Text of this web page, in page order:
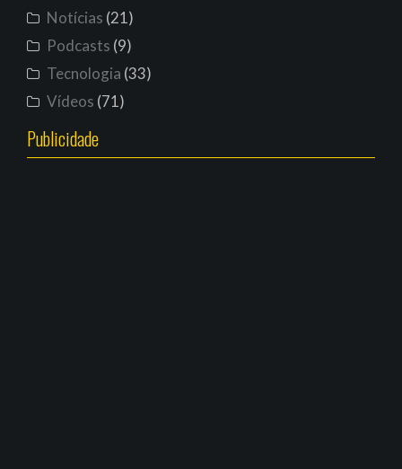
Notícias (21)
Podcasts (9)
Tecnologia (33)
Vídeos (71)
Publicidade